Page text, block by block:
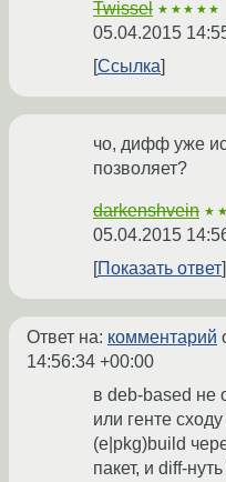
Twissel ★★★★★
05.04.2015
Ссылка
чо, дифф уже
позволяет?
darkenshvein
05.04.2015
Показать ответ
Ответ на: комментарий
14:56:34 +00:00
в deb-based не
или генте
(e|pkg)build
пакет, и diff-